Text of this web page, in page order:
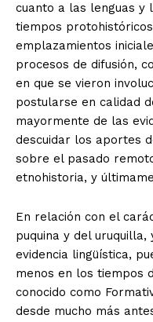
cuanto a las lenguas y
tiempos
emplazamientos
procesos de difusión,
en que se vieron
postularse en calidad
mayormente de las
descuidar los aportes
sobre el pasado
etnohistoria, y
En relación con el
puquina y del
evidencia lingüística,
menos en los tiempos
conocido como
desde mucho más